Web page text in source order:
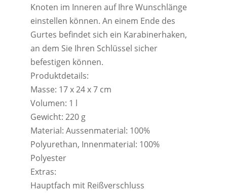
Knoten im Inneren auf Ihre Wunschlänge
einstellen können. An einem Ende des
Gurtes befindet sich ein Karabinerhaken,
an dem Sie Ihren Schlüssel sicher
befestigen können.
Produktdetails:
Masse: 17 x 24 x 7 cm
Volumen: 1 l
Gewicht: 220 g
Material: Aussenmaterial: 100%
Polyurethan, Innenmaterial: 100%
Polyester
Extras:
Hauptfach mit Reißverschluss